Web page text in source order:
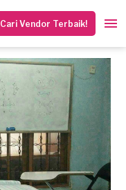
Cari Vendor Terbaik!